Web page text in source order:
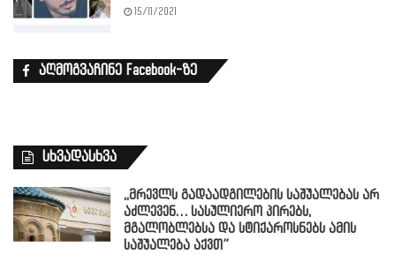
15/11/2021
აღმოგვაჩინე Facebook-ზე
სხვადასხვა
,,მრევლს გადაადგილების საშუალებას არ
აძლევენ… სასულიერო პირებს,
მგალობლებსა და სტიქაროსნებს ამის
საშუალება აქვთ”